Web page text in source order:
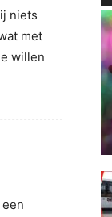
niets
met
willen